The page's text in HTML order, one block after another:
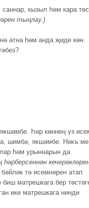
кызыл һәм кара
тыңлау.)
атна һәм анда җиде көн.
Һәр көннең үз
шимбә, якшәмбе. Нәкъ
һәм урыннарын да
тә исемнәрен атап
матрешкага бер
ике матрешкага нинди